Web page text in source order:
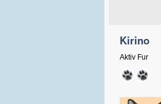
Kirino
Aktiv Fur